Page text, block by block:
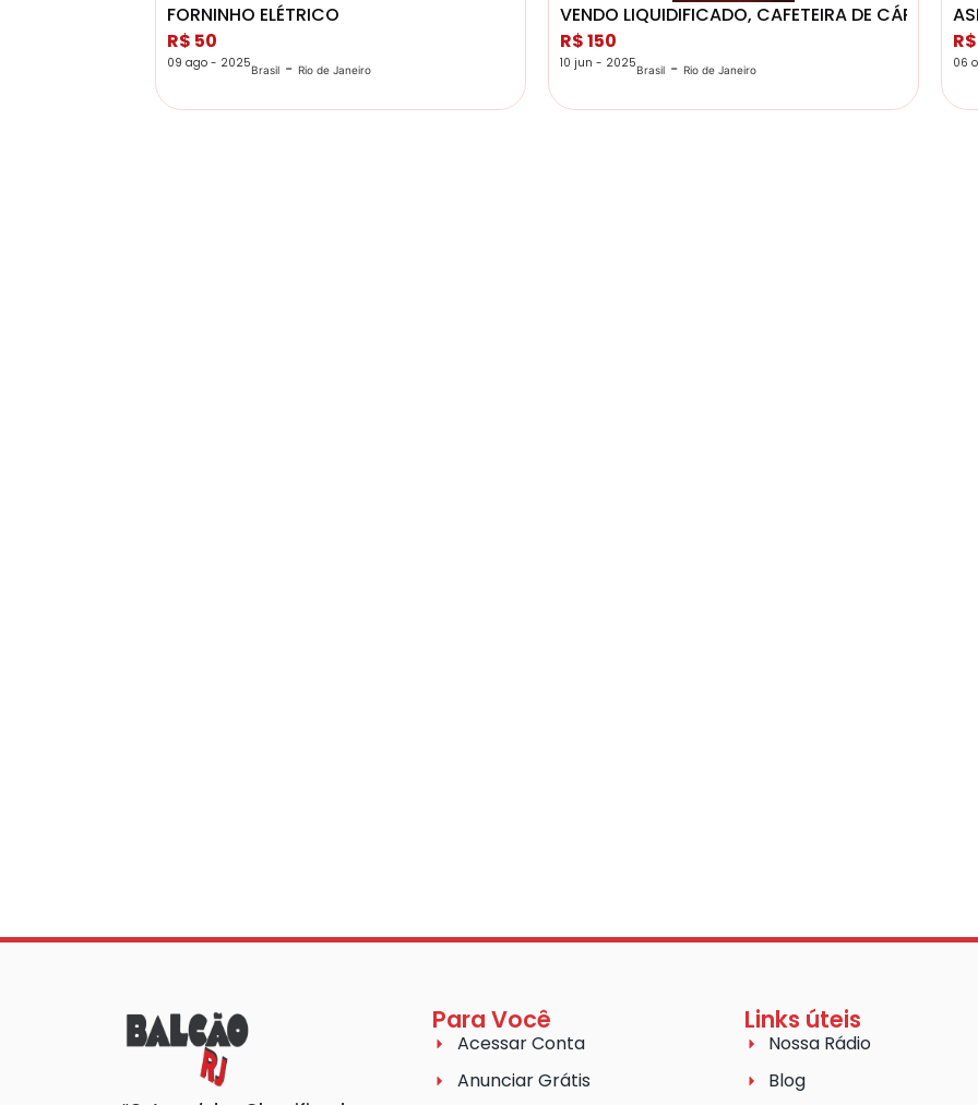
FORNINHO ELÉTRICO
R$ 50
09 ago - 2025Brasil - Rio de Janeiro
VENDO LIQUIDIFICADO, CAFETEIRA DE CÁPSULA E
R$ 150
10 jun - 2025Brasil - Rio de Janeiro 06
Para Você
Acessar Conta
Anunciar Grátis
Links úteis
Nossa Rádio
Blog